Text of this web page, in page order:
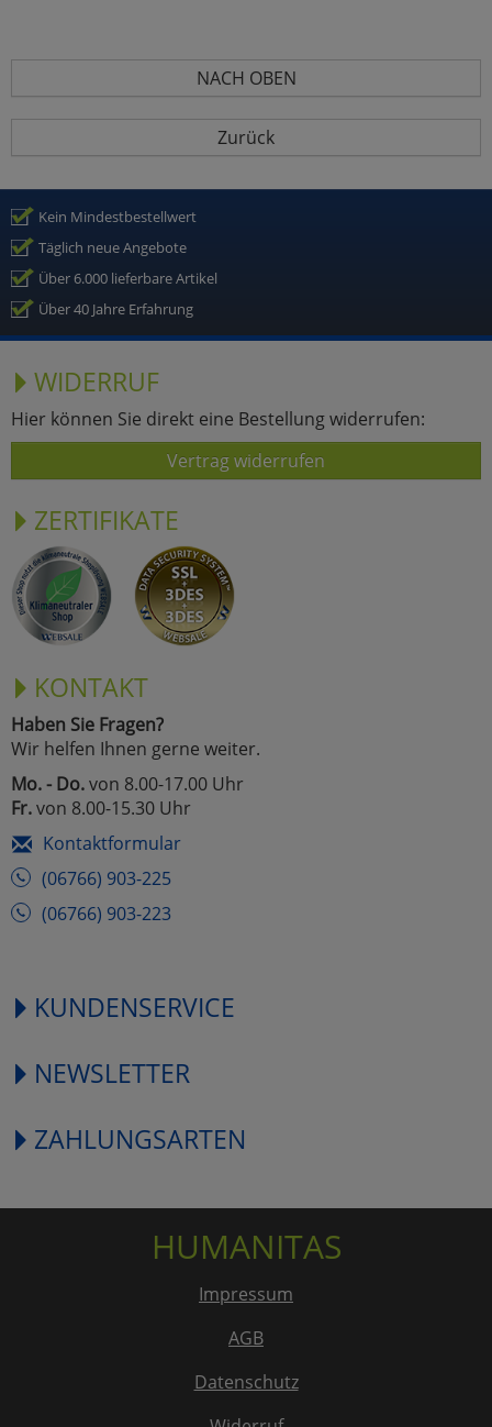
NACH OBEN
Zurück
Kein Mindestbestellwert
Täglich neue Angebote
Über 6.000 lieferbare Artikel
Über 40 Jahre Erfahrung
WIDERRUF
Hier können Sie direkt eine Bestellung widerrufen:
Vertrag widerrufen
ZERTIFIKATE
KONTAKT
Haben Sie Fragen?
Wir helfen Ihnen gerne weiter.
Mo. - Do.von 8.00-17.00 Uhr
Fr.von 8.00-15.30 Uhr
Kontaktformular
(06766) 903-225
(06766) 903-223
KUNDENSERVICE
NEWSLETTER
ZAHLUNGSARTEN
HUMANITAS
Impressum
AGB
Datenschutz